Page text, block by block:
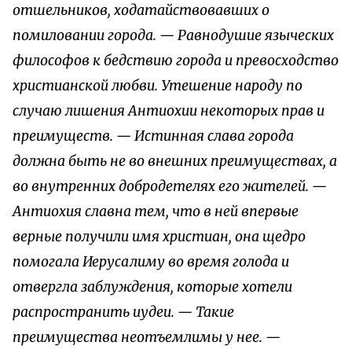
отшельников, ходатайствовавших о
помиловании города. — Равнодушие языческих
философов к бедствию города и превосходство
христианской любви. Утешение народу по
случаю лишения Антиохии некоторых прав и
преимуществ. — Истинная слава города
должна быть не во внешних преимуществах, а
во внутренних добродетелях его жителей. —
Антиохия славна тем, что в ней впервые
верные получили имя христиан, она щедро
помогала Иерусалиму во время голода и
отвергла заблуждения, которые хотели
распространить иудеи. — Такие
преимущества неотъемлимы у нее. —